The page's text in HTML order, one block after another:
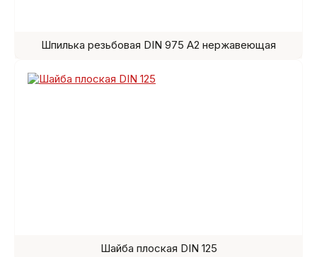
Шпилька резьбовая DIN 975 A2 нержавеющая
Шайба плоская DIN 125